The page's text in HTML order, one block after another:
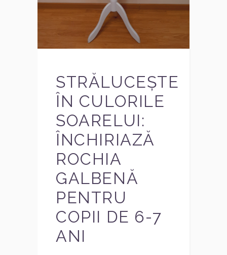
STRĂLUCEȘTE
ÎN CULORILE
SOARELUI:
ÎNCHIRIAZĂ
ROCHIA
GALBENĂ
PENTRU
COPII DE 6-7
ANI